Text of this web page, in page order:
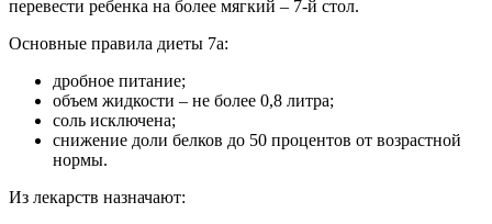
перевести ребенка на более мягкий – 7-й стол.
Основные правила диеты 7а:
дробное питание;
объем жидкости – не более 0,8 литра;
соль исключена;
снижение доли белков до 50 процентов от возрастной
нормы.
Из лекарств назначают: